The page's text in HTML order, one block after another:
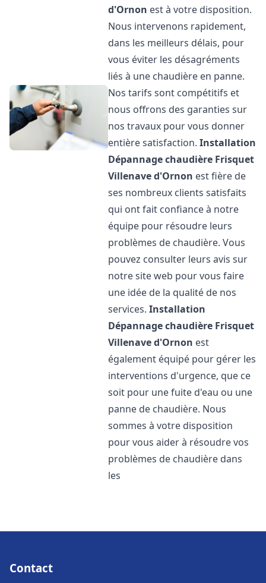
d'Ornon est à votre disposition.
Nous intervenons rapidement,
dans les meilleurs délais, pour
vous éviter les désagréments
liés à une chaudière en panne.
Nos tarifs sont compétitifs et
nous offrons des garanties sur
nos travaux pour vous donner
entière satisfaction.Installation
Dépannage chaudière Frisquet
Villenave d'Ornon est fière de
ses nombreux clients satisfaits
qui ont fait confiance à notre
équipe pour résoudre leurs
problèmes de chaudière. Vous
pouvez consulter leurs avis sur
notre site web pour vous faire
une idée de la qualité de nos
services.Installation
Dépannage chaudière Frisquet
Villenave d'Ornon est
également équipé pour gérer les
interventions d'urgence, que ce
soit pour une fuite d'eau ou une
panne de chaudière. Nous
sommes à votre disposition
pour vous aider à résoudre vos
problèmes de chaudière dans
les
Contact